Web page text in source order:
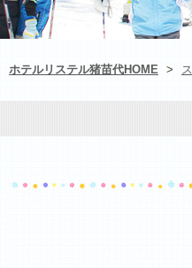
ホテルリステル猪苗代HOME >